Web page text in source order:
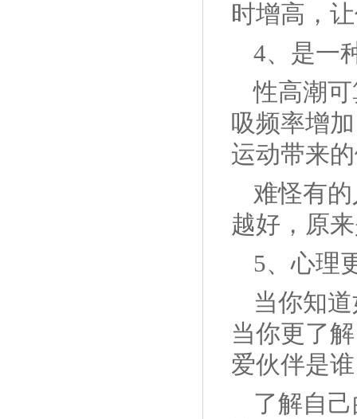
时增高，
4、是一
性高潮
吸频率增
运动带来
难怪有
越好，原
5、心理
当你知
当你更了
爱伙伴是
了解自